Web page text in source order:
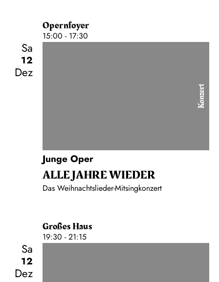
Opernfoyer
15:00 - 17:30
Sa
12
Dez
Konzert
Junge Oper
ALLE JAHRE WIEDER
Das Weihnachtslieder-Mitsingkonzert
Großes Haus
19:30 - 21:15
Sa
12
Dez